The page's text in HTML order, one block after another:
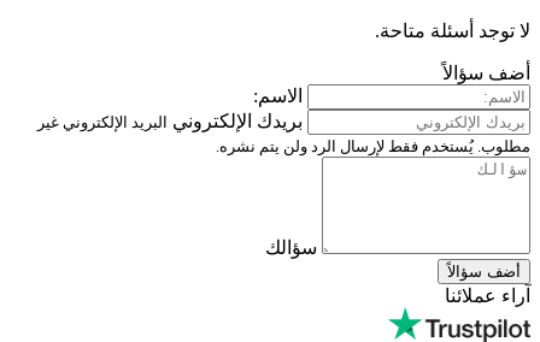
بريدك الإلكتروني البريد الإلكتروني غير
لإرسال الرد ولن يتم نشره.